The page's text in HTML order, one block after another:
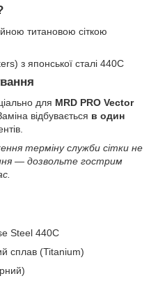
титановою сіткою
з японської сталі 440C
для MRD PRO Vector
відбувається в один
терміну служби сітки не
— дозвольте гострим
Steel 440C
сплав (Titanium)